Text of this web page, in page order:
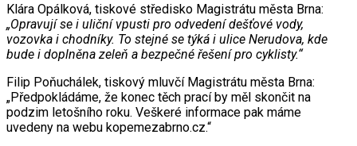
Klára Opálková, tiskové středisko Magistrátu města Brna:
„Opravují se i uliční vpusti pro odvedení dešťové vody,
vozovka i chodníky. To stejné se týká i ulice Nerudova, kde
bude i doplněna zeleň a bezpečné řešení pro cyklisty.“
Filip Poňuchálek, tiskový mluvčí Magistrátu města Brna:
„Předpokládáme, že konec těch prací by měl skončit na
podzim letošního roku. Veškeré informace pak máme
uvedeny na webu kopemezabrno.cz.“